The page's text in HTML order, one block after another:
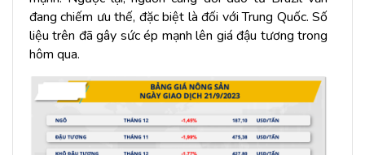
đang chiếm ưu thế, đặc biệt là đối với Trung Quốc. Số
liệu trên đã gây sức ép mạnh lên giá đậu tương trong
hôm qua.